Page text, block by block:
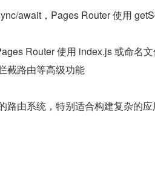
await，Pages Router 使用
Router 使用 index.js 或命名
截路由等高级功能
路由系统，特别适合构建复杂的